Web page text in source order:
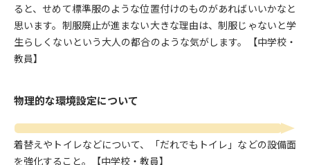
ると、せめて標準服のような位置付けのものがあればいいかなと
思います。制服廃止が進まない大きな理由は、制服じゃないと学
生らしくないという大人の都合のような気がします。【中学校・
教員】
物理的な環境設定について
着替えやトイレなどについて、「だれでもトイレ」などの設備面
を強化すること。【中学校・教員】